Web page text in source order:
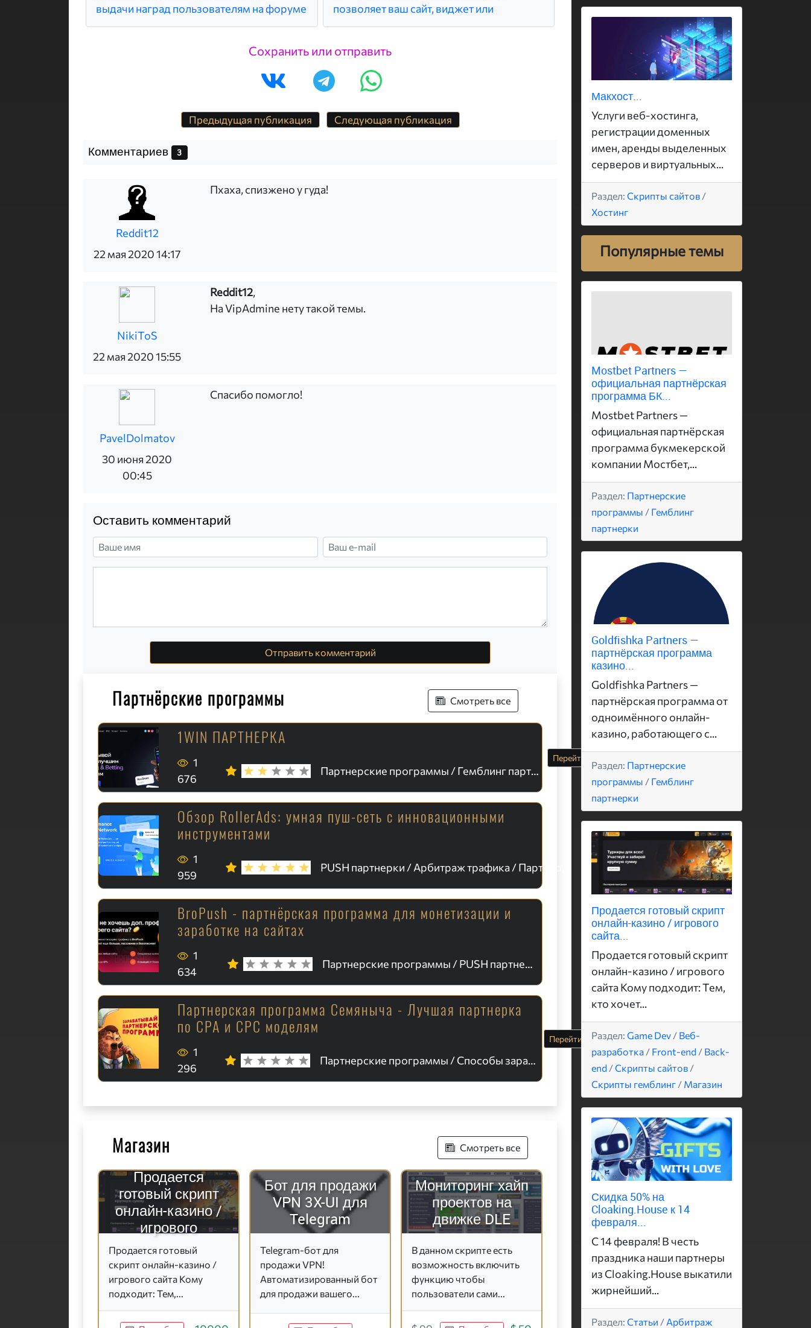
выдачи наград пользователям на форуме
позволяет ваш сайт, виджет или
Сохранить или отправить
Предыдущая публикация Следующая публикация
Комментариев 3
Reddit12
22 мая 2020 14:17
Пхаха, спизжено у гуда!
NikiToS
22 мая 2020 15:55
Reddit12,
На VipAdmine нету такой темы.
PavelDolmatov
30 июня 2020
00:45
Спасибо помогло!
Оставить комментарий
Отправить комментарий
Партнёрские программы Смотреть все
1WIN ПАРТНЕРКА
1
676
Партнерские программы / Гемблинг партнерки
Перейти
Обзор RollerAds: умная пуш-сеть с инновационными
инструментами
1
959
BroPush - партнёрская программа для монетизации и
заработке на сайтах
1
634
Партнерские программы / PUSH партнерки
Партнерская программа Семяныча - Лучшая партнерка
по CPA и CPC моделям
1
296
Партнерские программы / Способы заработка
Перейти
Магазин Смотреть все
Продается
готовый скрипт
онлайн-казино /
игрового
Продается готовый
скрипт онлайн-казино /
игрового сайта Кому
подходит: Тем,...
Бот для продажи
VPN 3X-UI для
Telegram
Telegram-бот для
продажи VPN!
Автоматизированный бот
для продажи вашего...
Мониторинг хайп
проектов на
движке DLE
В данном скрипте есть
возможность включить
функцию чтобы
пользователи сами...
Макхост...
Услуги веб-хостинга,
регистрации доменных
имен, аренды выделенных
серверов и виртуальных...
Раздел: Скрипты сайтов /
Хостинг
Популярные темы
Mostbet Partners —
официальная партнёрская
программа БК...
Mostbet Partners —
официальная партнёрская
программа букмекерской
компании Мостбет,...
Раздел: Партнерские
программы / Гемблинг
партнерки
Goldfishka Partners —
партнёрская программа
казино...
Goldfishka Partners —
партнёрская программа от
одноимённого онлайн-
казино, работающего с...
Раздел: Партнерские
программы / Гемблинг
партнерки
Продается готовый скрипт
онлайн-казино / игрового
сайта...
Продается готовый скрипт
онлайн-казино / игрового
сайта Кому подходит: Тем,
кто хочет...
Раздел: Game Dev / Веб-
разработка / Front-end / Back-
end /Скрипты сайтов /
Скрипты гемблинг / Магазин
Скидка 50% на
Cloaking.House к 14
февраля...
С 14 февраля! В честь
праздника наши партнеры
из Cloaking.House выкатили
жирнейший...
Раздел: Статьи / Арбитраж